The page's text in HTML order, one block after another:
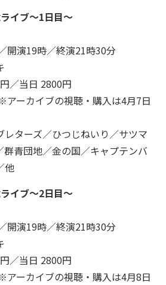
イブ〜1日目〜
開演19時／終演21時30分
／当日 2800円
ーカイブの視聴・購入は4月7日
レターズ／ひつじねいり／サツマ
群青団地／金の国／キャプテンバ
他
イブ〜2日目〜
開演19時／終演21時30分
／当日 2800円
ーカイブの視聴・購入は4月8日